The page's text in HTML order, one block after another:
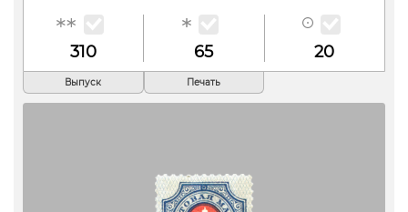
310 65 20
Выпуск Печать